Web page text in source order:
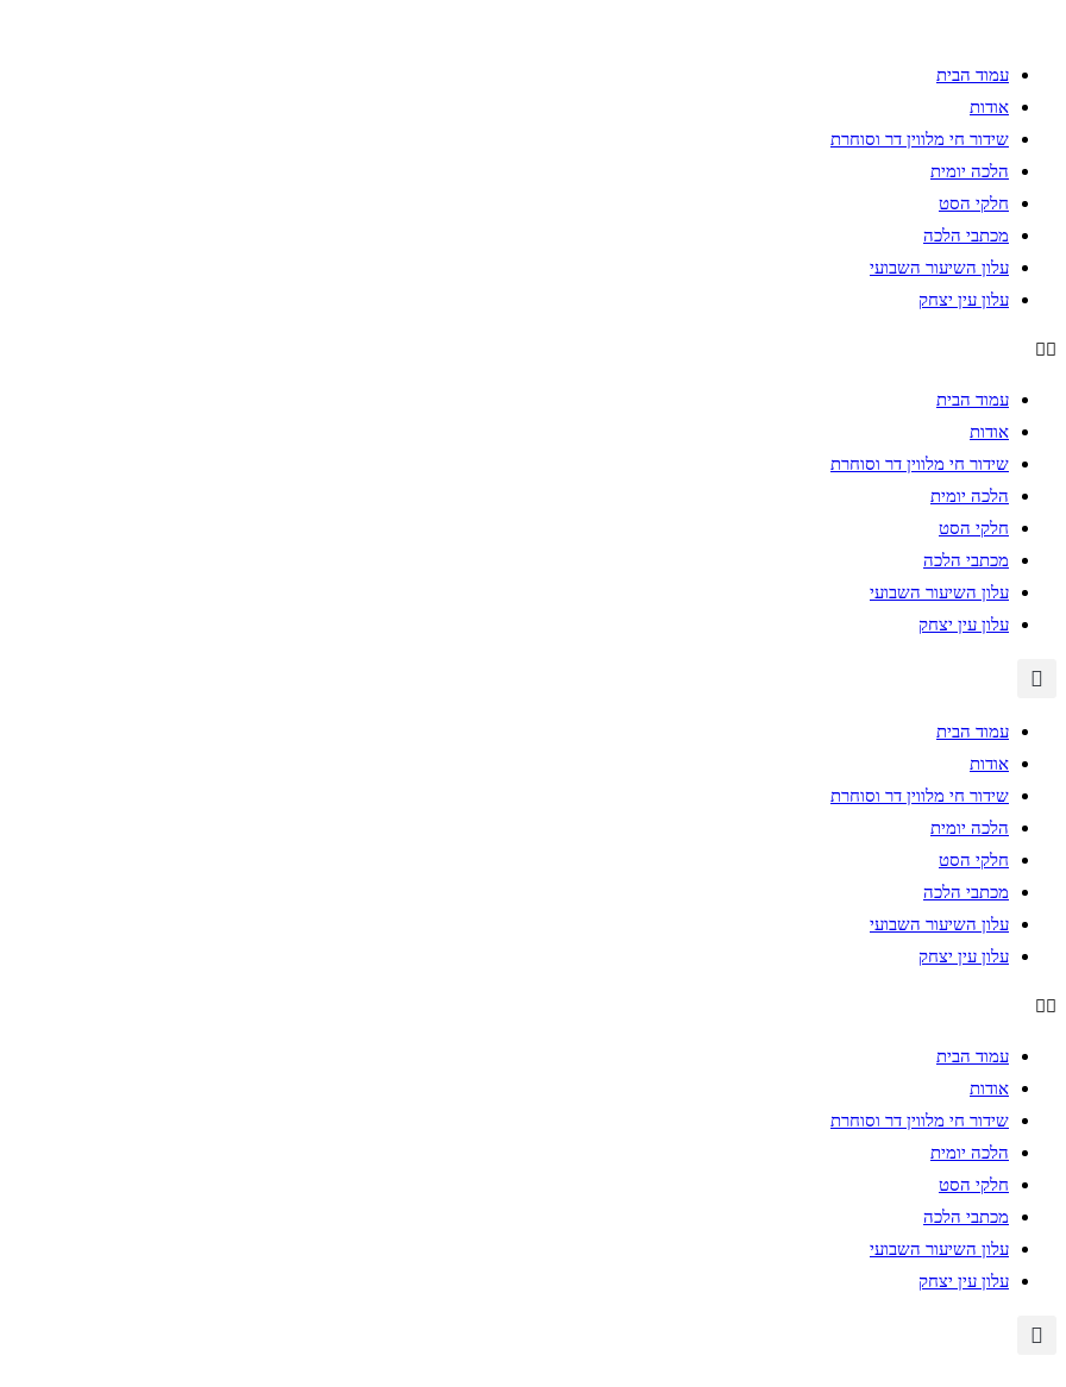
content
עמוד הבית
אודות
שידור חי מלווין דר וסוחרת
הלכה יומית
חלקי הסט
מכתבי הלכה
עלון השיעור השבועי
עלון עין יצחק
עמוד הבית
אודות
שידור חי מלווין דר וסוחרת
הלכה יומית
חלקי הסט
מכתבי הלכה
עלון השיעור השבועי
עלון עין יצחק
עמוד הבית
אודות
שידור חי מלווין דר וסוחרת
הלכה יומית
חלקי הסט
מכתבי הלכה
עלון השיעור השבועי
עלון עין יצחק
עמוד הבית
אודות
שידור חי מלווין דר וסוחרת
הלכה יומית
חלקי הסט
מכתבי הלכה
עלון השיעור השבועי
עלון עין יצחק